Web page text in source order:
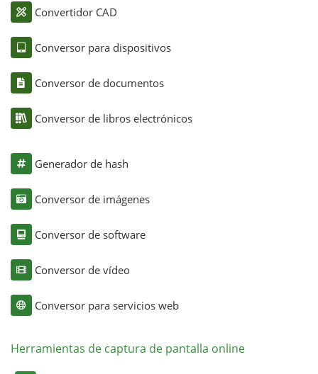
Convertidor CAD
Conversor para dispositivos
Conversor de documentos
Conversor de libros electrónicos
Generador de hash
Conversor de imágenes
Conversor de software
Conversor de vídeo
Conversor para servicios web
Herramientas de captura de pantalla online